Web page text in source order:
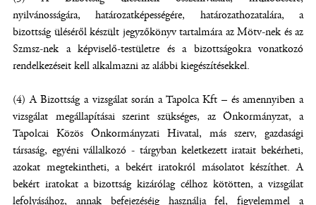
nyilvánosságára, határozatképességére, határozathozatalára, a
bizottság üléséről készült jegyzőkönyv tartalmára az Mötv-nek és az
Szmsz-nek a képviselő-testületre és a bizottságokra vonatkozó
rendelkezéseit kell alkalmazni az alábbi kiegészítésekkel.
(4) A Bizottság a vizsgálat során a Tapolca Kft – és amennyiben a
vizsgálat megállapításai szerint szükséges, az Önkormányzat, a
Tapolcai Közös Önkormányzati Hivatal, más szerv, gazdasági
társaság, egyéni vállalkozó - tárgyban keletkezett iratait bekérheti,
azokat megtekintheti, a bekért iratokról másolatot készíthet. A
bekért iratokat a bizottság kizárólag célhoz kötötten, a vizsgálat
lefolyásához, annak befejezéséig használja fel, figyelemmel a